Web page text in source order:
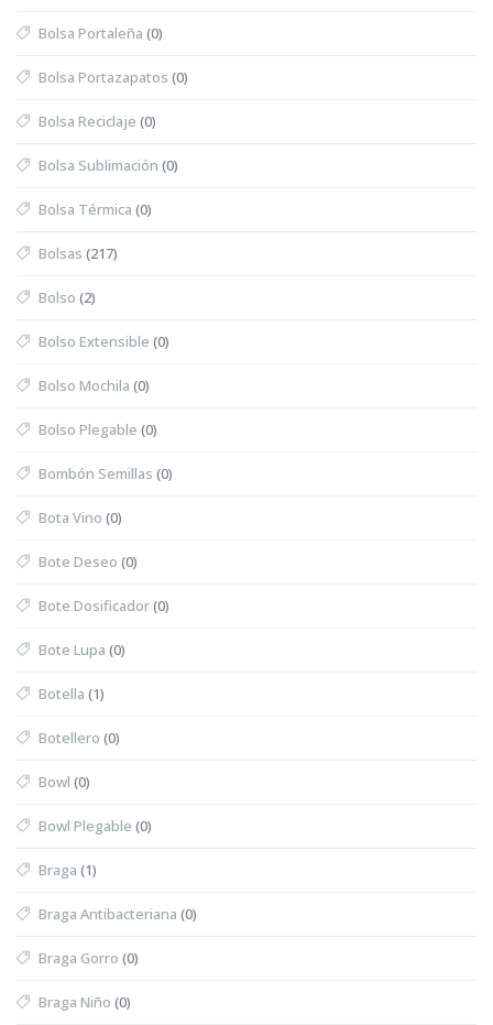
Bolsa Portaleña (0)
Bolsa Portazapatos (0)
Bolsa Reciclaje (0)
Bolsa Sublimación (0)
Bolsa Térmica (0)
Bolsas (217)
Bolso (2)
Bolso Extensible (0)
Bolso Mochila (0)
Bolso Plegable (0)
Bombón Semillas (0)
Bota Vino (0)
Bote Deseo (0)
Bote Dosificador(0)
Bote Lupa (0)
Botella (1)
Botellero (0)
Bowl (0)
Bowl Plegable (0)
Braga (1)
Braga Antibacteriana (0)
Braga Gorro (0)
Braga Niño (0)